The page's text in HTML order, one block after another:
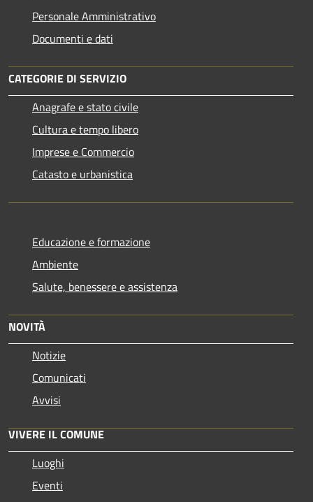
Personale Amministrativo
Documenti e dati
CATEGORIE DI SERVIZIO
Anagrafe e stato civile
Cultura e tempo libero
Imprese e Commercio
Catasto e urbanistica
Educazione e formazione
Ambiente
Salute, benessere e assistenza
NOVITÀ
Notizie
Comunicati
Avvisi
VIVERE IL COMUNE
Luoghi
Eventi